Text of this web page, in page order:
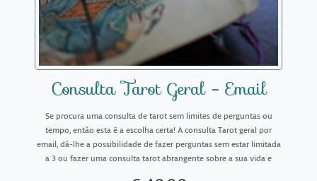
Consulta Tarot Geral - Email
Se procura uma consulta de tarot sem limites de perguntas ou
tempo, então esta é a escolha certa! A consulta Tarot geral por
email, dá-lhe a possibilidade de fazer perguntas sem estar limitada
a 3 ou fazer uma consulta tarot abrangente sobre a sua vida e